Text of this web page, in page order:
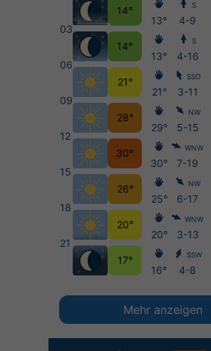
03
06
09
12
15
18
21
14°
14°
21°
28°
30°
26°
20°
17°
13°
13°
21°
29°
30°
25°
20°
16°
S
4-9
S
4-16
SSO
3-11
NW
5-15
WNW
7-19
NW
6-17
WNW
3-13
SSW
4-8
Mehr anzeigen